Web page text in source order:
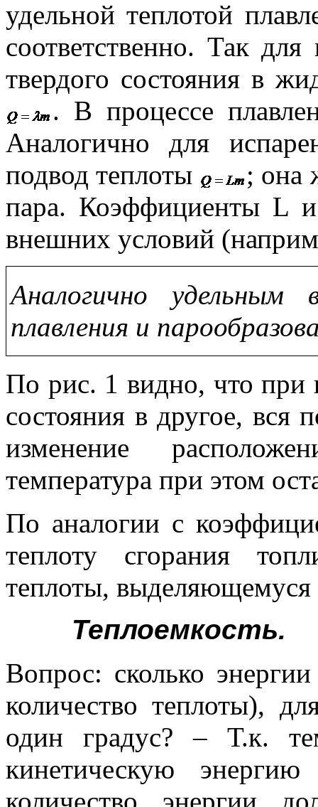
удельной теплотой
соответственно. Так
твердого состояния в
. В процессе
Аналогично для
подвод теплоты
; она
пара. Коэффициенты L
внешних условий
Аналогично удельным
плавления и
По рис. 1 видно, что при
состояния в другое, вся
изменение
температура при этом
По аналогии с
теплоту сгорания
теплоты, выделяющемуся
Теплоемкость.
Вопрос: сколько
количество теплоты),
один градус? – Т.к.
кинетическую